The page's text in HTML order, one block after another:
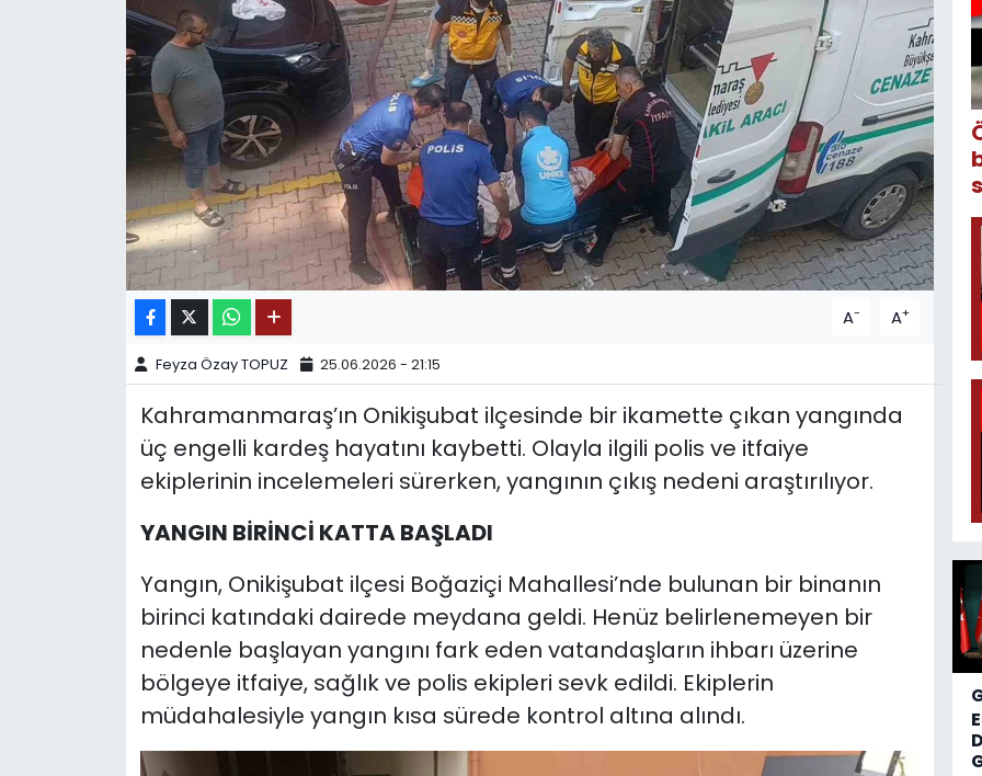
A- A+
Feyza Özay TOPUZ 25.06.2026 - 21:15
Kahramanmaraş’ın Onikişubat ilçesinde bir ikamette çıkan yangında
üç engelli kardeş hayatını kaybetti. Olayla ilgili polis ve itfaiye
ekiplerinin incelemeleri sürerken, yangının çıkış nedeni araştırılıyor.
YANGIN BİRİNCİ KATTA BAŞLADI
Yangın, Onikişubat ilçesi Boğaziçi Mahallesi’nde bulunan bir binanın
birinci katındaki dairede meydana geldi. Henüz belirlenemeyen bir
nedenle başlayan yangını fark eden vatandaşların ihbarı üzerine
bölgeye itfaiye, sağlık ve polis ekipleri sevk edildi. Ekiplerin
müdahalesiyle yangın kısa sürede kontrol altına alındı.
11:11 MANŞET